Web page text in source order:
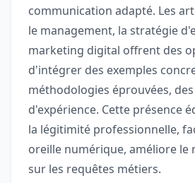
communication adapté. Les
le management, la stratégie
marketing digital offrent des
d'intégrer des exemples
méthodologies éprouvées,
d'expérience. Cette présence
la légitimité professionnelle,
oreille numérique, améliore le
sur les requêtes métiers.